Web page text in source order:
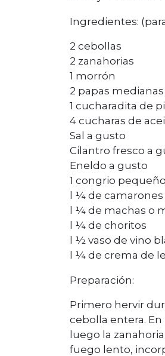
Ingredientes:
2 cebollas
2 zanahorias
1 morrón
2 papas
1 cucharadita de
4 cucharas de
Sal a gusto
Cilantro fresco a
Eneldo a gusto
1 congrio pequeño
l ¼ de camarones
l ¼ de machas o
l ¼ de choritos
l ½ vaso de vino
l ¼ de crema de
Preparación:
Primero hervir
cebolla entera.
luego la
fuego lento,